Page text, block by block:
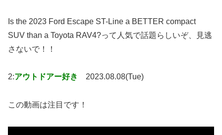
Is the 2023 Ford Escape ST-Line a BETTER compact
SUV than a Toyota RAV4?って人気で話題らしいぞ、見逃
さないで！！
2:アウトドアー好き 2023.08.08(Tue)
この動画は注目です！